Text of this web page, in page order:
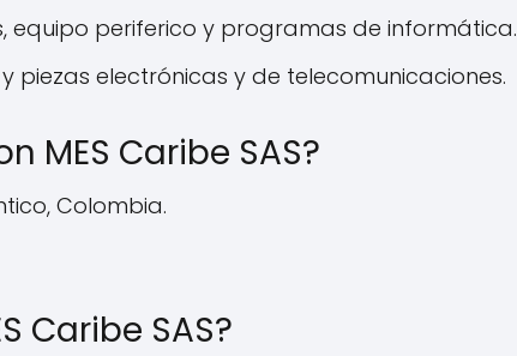
periferico y programas de informática.
electrónicas y de telecomunicaciones.
MES Caribe SAS?
Colombia.
Caribe SAS?